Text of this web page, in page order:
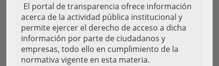
El portal de transparencia ofrece información
acerca de la actividad pública institucional y
permite ejercer el derecho de acceso a dicha
información por parte de ciudadanos y
empresas, todo ello en cumplimiento de la
normativa vigente en esta materia.